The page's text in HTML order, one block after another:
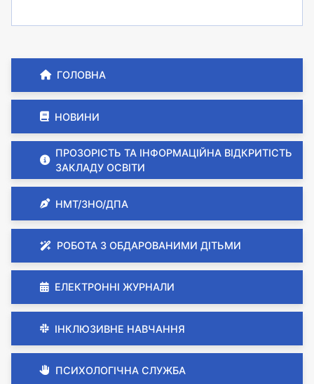
ГОЛОВНА
НОВИНИ
ПРОЗОРІСТЬ ТА ІНФОРМАЦІЙНА ВІДКРИТІСТЬ
ЗАКЛАДУ ОСВІТИ
НМТ/ЗНО/ДПА
РОБОТА З ОБДАРОВАНИМИ ДІТЬМИ
ЕЛЕКТРОННІ ЖУРНАЛИ
ІНКЛЮЗИВНЕ НАВЧАННЯ
ПСИХОЛОГІЧНА СЛУЖБА